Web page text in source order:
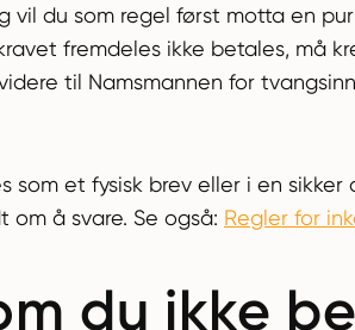
du som regel først motta en
fremdeles ikke betales, må
til Namsmannen for
et fysisk brev eller i en sikker
å svare. Se også: Regler for
du ikke